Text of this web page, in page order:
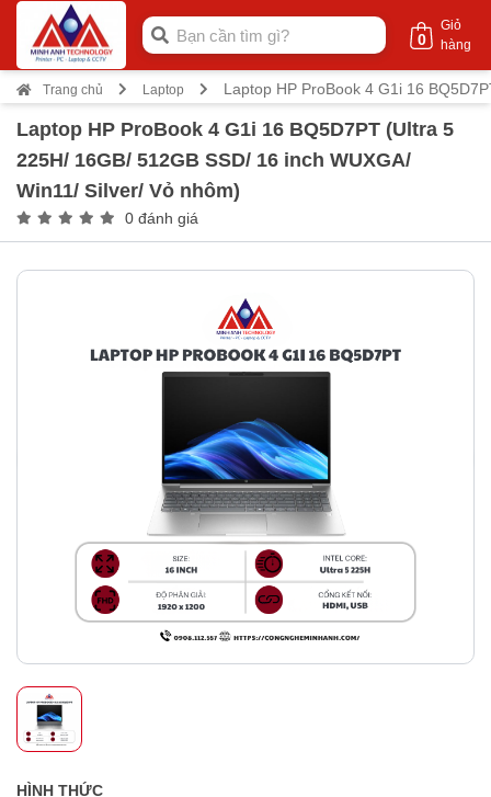
Giỏ
hàng
0
Trang chủ Laptop Laptop HP ProBook 4 G1i 16
Laptop HP ProBook 4 G1i 16 BQ5D7PT (Ultra 5
225H/ 16GB/ 512GB SSD/ 16 inch WUXGA/
Win11/ Silver/ Vỏ nhôm)
0 đánh giá
HÌNH THỨC